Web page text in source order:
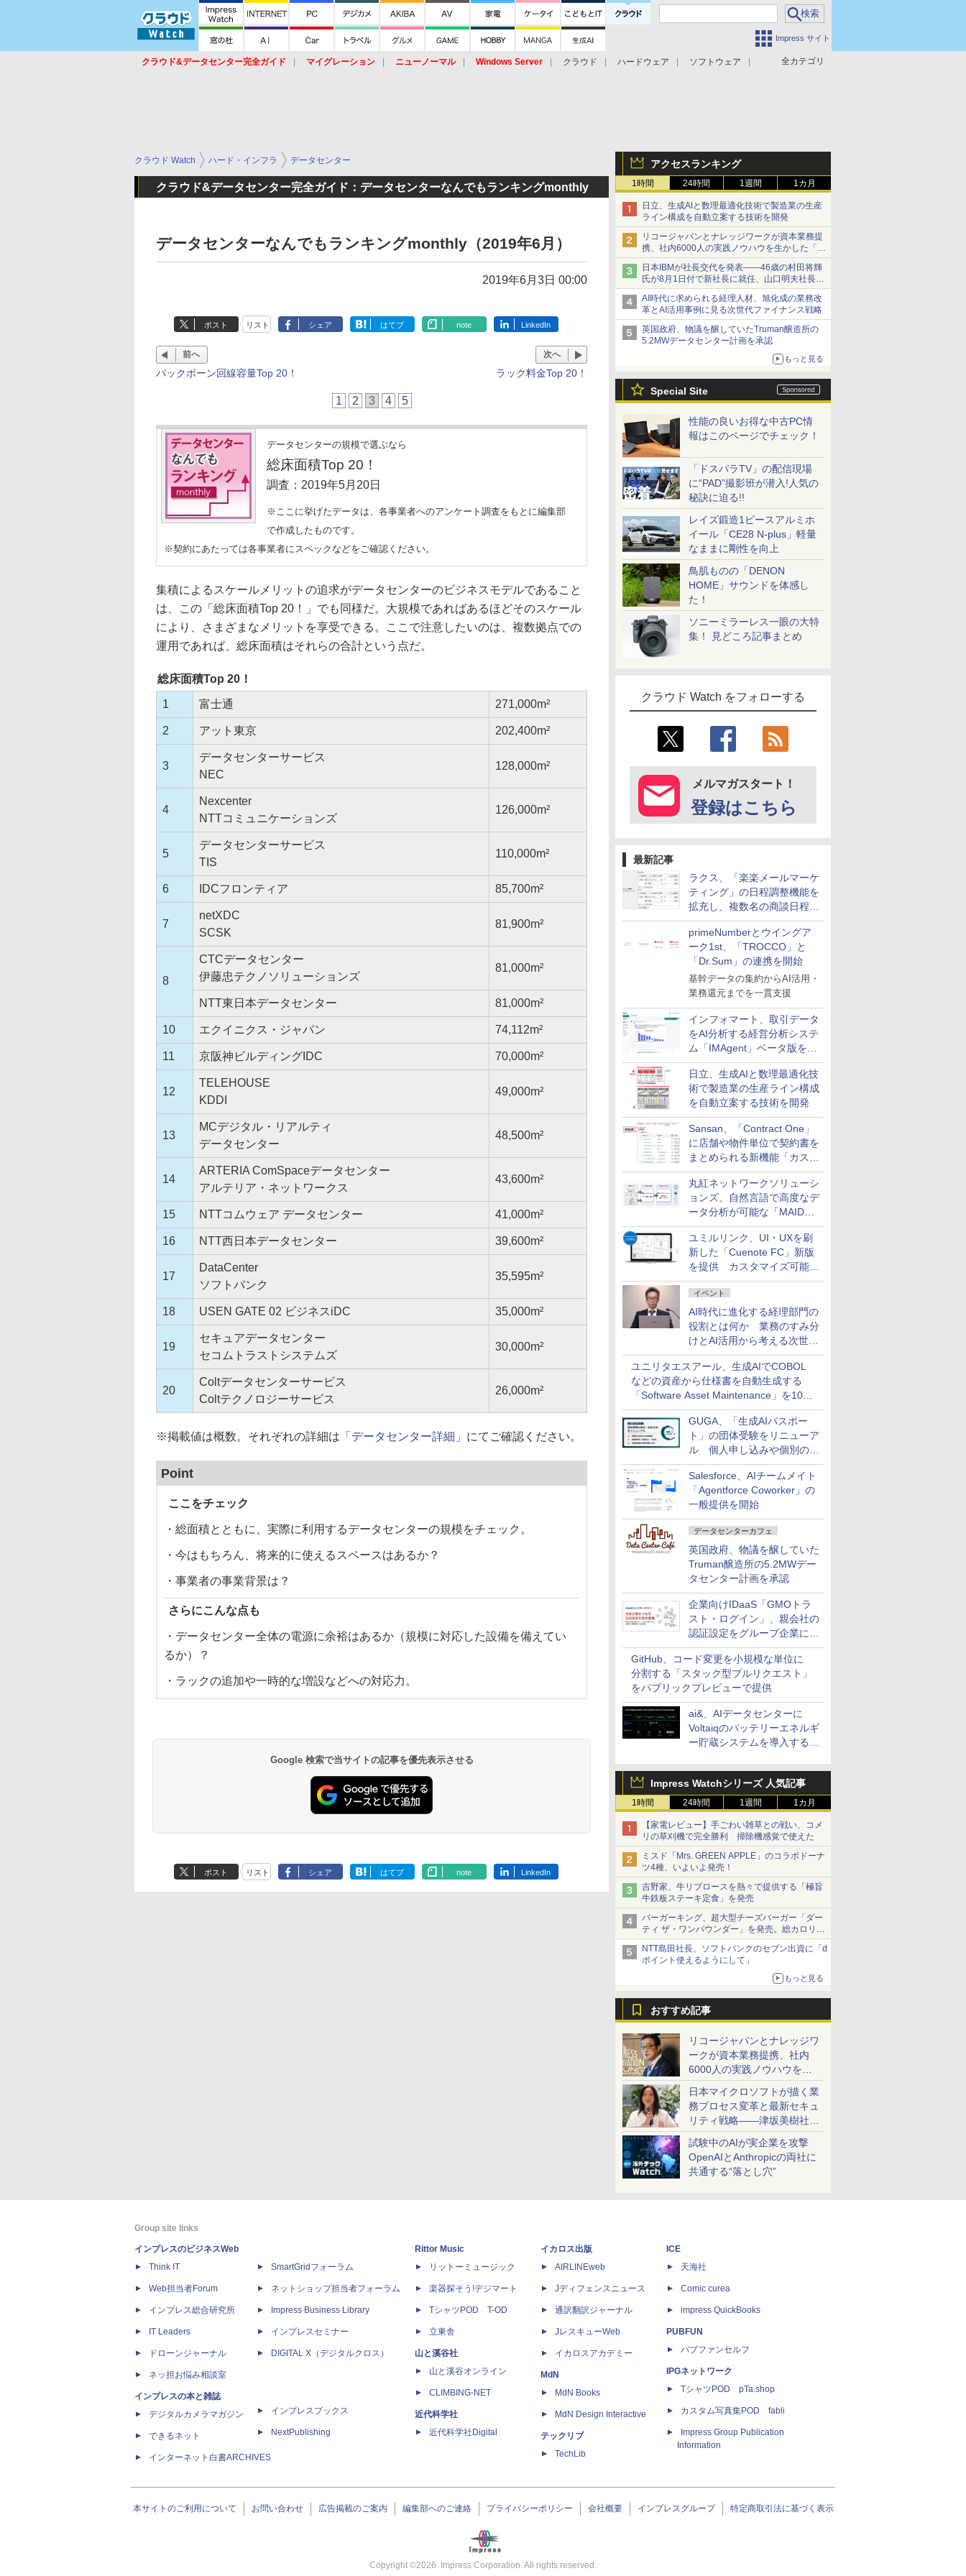
Impress サイト
全カテゴリ
クラウド&データセンター完全ガイド マイグレーション ニューノーマル Windows Server クラウド ハードウェア
ソフトウェア
アクセスランキング
1時間 24時間 1週間 1カ月
日立、生成AIと数理最適化技術で製造業の生産
ライン構成を自動立案する技術を開発
リコージャパンとナレッジワークが資本業務提
携、社内6000人の実践ノウハウを生かした「AI
商談記録 for RICOH」を展開へ
日本IBMが社長交代を発表――46歳の村田将輝
氏が8月1日付で新社長に就任、山口明夫社長は
会長へ
AI時代に求められる経理人材、旭化成の業務改
革とAI活用事例に見る次世代ファイナンス戦略
英国政府、物議を醸していたTruman醸造所の
5.2MWデータセンター計画を承認
もっと見る
Special Site
性能の良いお得な中古PC情
報はこのページでチェック！
「ドスパラTV」の配信現場
に“PAD”撮影班が潜入!人気の
秘訣に迫る!!
レイズ鍛造1ピースアルミホ
イール「CE28 N-plus」軽量
なままに剛性を向上
鳥肌ものの「DENON
HOME」サウンドを体感し
た！
ソニーミラーレス一眼の大特
集！ 見どころ記事まとめ
クラウド Watch をフォローする
メルマガスタート！
登録はこちら
最新記事
ラクス、「楽楽メールマーケ
ティング」の日程調整機能を
拡充し、複数名の商談日程調
整を効率化
primeNumberとウイングア
ーク1st、「TROCCO」と
「Dr.Sum」の連携を開始
基幹データの集約からAI活用・
業務還元までを一貫支援
インフォマート、取引データ
をAI分析する経営分析システ
ム「IMAgent」ベータ版を提
供
日立、生成AIと数理最適化技
術で製造業の生産ライン構成
を自動立案する技術を開発
Sansan、「Contract One」
に店舗や物件単位で契約書を
まとめられる新機能「カスタ
ム契約ツリー」を追加
丸紅ネットワークソリューシ
ョンズ、自然言語で高度なデ
ータ分析が可能な「MAIDOA
AI ASSIST」を9月より提供
ユミルリンク、UI・UXを刷
新した「Cuenote FC」新版
を提供 カスタマイズ可能な
ダッシュボード画面を搭載
イベント
AI時代に進化する経理部門の
役割とは何か 業務のすみ分
けとAI活用から考える次世代
ファイナンス戦略
ユニリタエスアール、生成AIでCOBOL
などの資産から仕様書を自動生成する
「Software Asset Maintenance」を10月
に発売
GUGA、「生成AIパスポー
ト」の団体受験をリニューア
ル 個人申し込みや個別の支
払いなどに対応
Salesforce、AIチームメイト
「Agentforce Coworker」の
一般提供を開始
データセンターカフェ
英国政府、物議を醸していた
Truman醸造所の5.2MWデー
タセンター計画を承認
企業向けIDaaS「GMOトラ
スト・ログイン」、親会社の
認証設定をグループ企業に展
開できる新機能を提供
GitHub、コード変更を小規模な単位に
分割する「スタック型プルリクエスト」
をパブリックプレビューで提供
ai&、AIデータセンターに
Voltaiqのバッテリーエネルギ
ー貯蔵システムを導入する計
Impress Watchシリーズ 人気記事
1時間 24時間 1週間 1カ月
【家電レビュー】手ごわい雑草との戦い、コメ
リの草刈機で完全勝利 掃除機感覚で使えた
ミスド「Mrs. GREEN APPLE」のコラボドーナ
ツ4種、いよいよ発売！
吉野家、牛リブロースを熱々で提供する「極旨
牛鉄板ステーキ定食」を発売
バーガーキング、超大型チーズバーガー「ダー
ティ ザ・ワンパウンダー」を発売。総カロリー
約1656kcal、総重量約527g！
NTT島田社長、ソフトバンクのセブン出資に「d
ポイント使えるようにして」
もっと見る
おすすめ記事
リコージャパンとナレッジワ
ークが資本業務提携、社内
6000人の実践ノウハウを生
かした「AI商談記録 for
RICOH」を展開へ
日本マイクロソフトが描く業
務プロセス変革と最新セキュ
リティ戦略――津坂美樹社長
が2027年度戦略を説明
試験中のAIが実企業を攻撃
OpenAIとAnthropicの両社に
共通する“落とし穴”
クラウド Watch ハード・インフラ データセンター
クラウド&データセンター完全ガイド：データセンターなんでもランキングmonthly
データセンターなんでもランキングmonthly（2019年6月）
2019年6月3日 00:00
ポスト リスト シェア はてブ note LinkedIn
前へ
バックボーン回線容量Top 20！
次へ
ラック料金Top 20！
1 2 3 4 5
データセンターの規模で選ぶなら
総床面積Top 20！
調査：2019年5月20日
※ここに挙げたデータは、各事業者へのアンケート調査をもとに編集部
で作成したものです。
※契約にあたっては各事業者にスペックなどをご確認ください。
集積によるスケールメリットの追求がデータセンターのビジネスモデルであること
は、この「総床面積Top 20！」でも同様だ。大規模であればあるほどそのスケール
により、さまざまなメリットを享受できる。ここで注意したいのは、複数拠点での
運用であれば、総床面積はそれらの合計という点だ。
総床面積Top 20！
1 富士通 271,000m²
2 アット東京 202,400m²
3
データセンターサービス
NEC
128,000m²
4
Nexcenter
NTTコミュニケーションズ
126,000m²
5
データセンターサービス
TIS
110,000m²
6 IDCフロンティア 85,700m²
7
netXDC
SCSK
81,900m²
8
CTCデータセンター
伊藤忠テクノソリューションズ
81,000m²
NTT東日本データセンター 81,000m²
10 エクイニクス・ジャパン 74,112m²
11 京阪神ビルディングIDC 70,000m²
12
TELEHOUSE
KDDI
49,000m²
13
MCデジタル・リアルティ
データセンター
48,500m²
14
ARTERIA ComSpaceデータセンター
アルテリア・ネットワークス
43,600m²
15 NTTコムウェア データセンター 41,000m²
16 NTT西日本データセンター 39,600m²
17
DataCenter
ソフトバンク
35,595m²
18 USEN GATE 02 ビジネスiDC 35,000m²
19
セキュアデータセンター
セコムトラストシステムズ
30,000m²
20
Coltデータセンターサービス
Coltテクノロジーサービス
26,000m²
※掲載値は概数。それぞれの詳細は 「データセンター詳細」 にてご確認ください。
Point
ここをチェック
・総面積とともに、実際に利用するデータセンターの規模をチェック。
・今はもちろん、将来的に使えるスペースはあるか？
・事業者の事業背景は？
さらにこんな点も
・データセンター全体の電源に余裕はあるか（規模に対応した設備を備えてい
るか）？
・ラックの追加や一時的な増設などへの対応力。
Google 検索で当サイトの記事を優先表示させる
ポスト リスト シェア はてブ note LinkedIn
Group site links
インプレスのビジネスWeb
Think IT
Web担当者Forum
インプレス総合研究所
IT Leaders
ドローンジャーナル
ネッ担お悩み相談室
インプレスの本と雑誌
デジタルカメラマガジン
できるネット
インターネット白書ARCHIVES
SmartGridフォーラム
ネットショップ担当者フォーラム
Impress Business Library
インプレスセミナー
DIGITAL X（デジタルクロス）
インプレスブックス
NextPublishing
Rittor Music
リットーミュージック
楽器探そう!デジマート
TシャツPOD T-OD
立東舎
山と溪谷社
山と溪谷オンライン
CLIMBING-NET
近代科学社
近代科学社Digital
イカロス出版
AIRLINEweb
Jディフェンスニュース
通訳翻訳ジャーナル
JレスキューWeb
イカロスアカデミー
MdN
MdN Books
MdN Design Interactive
テックリブ
TechLib
ICE
天海社
Comic curea
impress QuickBooks
PUBFUN
パブファンセルフ
IPGネットワーク
TシャツPOD pTa.shop
カスタム写真集POD fabli
Impress Group Publication
Information
本サイトのご利用について お問い合わせ 広告掲載のご案内 編集部へのご連絡 プライバシーポリシー 会社概要 インプレスグループ 特定商取引法に基づく表示
Copyright ©2026 Impress Corporation. All rights reserved.